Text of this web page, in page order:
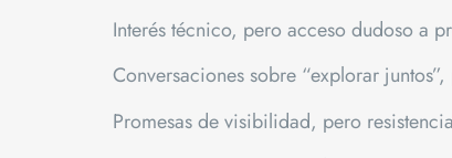
Interés técnico, pero acceso dudoso a
Conversaciones sobre “explorar
Promesas de visibilidad, pero